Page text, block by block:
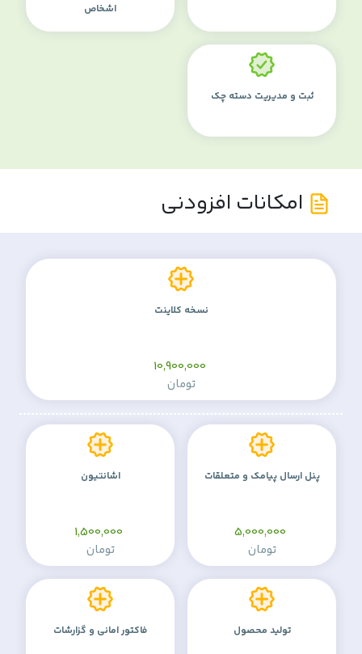
اشخاص
ثبت و مدیریت دسته چک
امکانات افزودنی
پنل ارسال پیامک و متعلقات
تومان
اشانتیون
تومان
تولید محصول فاکتور امانی و گزارشات
نسخه کلاینت
تومان